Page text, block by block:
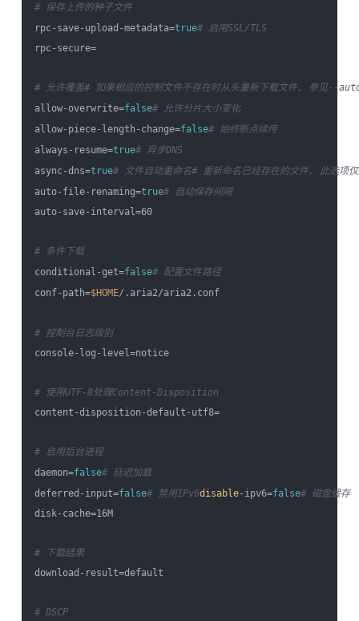
# 保存上传的种子文件
rpc-save-upload-metadata=true# 启用SSL/TLS
rpc-secure=
# 允许覆盖# 如果相应的控制文件不存在时从头重新下载文件, 参见--
allow-overwrite=false# 允许分片大小变化
allow-piece-length-change=false# 始终断点续传
always-resume=true# 异步DNS
async-dns=true# 文件自动重命名# 重新命名已经存在的文件, 此选项
auto-file-renaming=true# 自动保存间隔
auto-save-interval=60
# 条件下载
conditional-get=false# 配置文件路径
conf-path=$HOME/.aria2/aria2.conf
# 控制台日志级别
console-log-level=notice
# 使用UTF-8处理Content-Disposition
content-disposition-default-utf8=
# 启用后台进程
daemon=false# 延迟加载
deferred-input=false# 禁用IPv6disable-ipv6=false# 磁盘缓存
disk-cache=16M
# 下载结果
download-result=default
# DSCP